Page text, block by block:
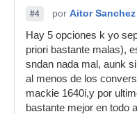
#4 por Aitor Sanchez
Hay 5 opciones k yo
priori bastante malas),
sndan nada mal, aunk
al menos de los
mackie 1640i,y por
bastante mejor en todo